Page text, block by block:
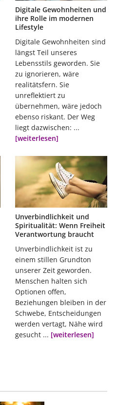
Digitale Gewohnheiten und
ihre Rolle im modernen
Lifestyle
Digitale Gewohnheiten sind
längst Teil unseres
Lebensstils geworden. Sie
zu ignorieren, wäre
realitätsfern. Sie
unreflektiert zu
übernehmen, wäre jedoch
ebenso riskant. Der Weg
liegt dazwischen: ...
[weiterlesen]
Unverbindlichkeit und
Spiritualität: Wenn Freiheit
Verantwortung braucht
Unverbindlichkeit ist zu
einem stillen Grundton
unserer Zeit geworden.
Menschen halten sich
Optionen offen,
Beziehungen bleiben in der
Schwebe, Entscheidungen
werden vertagt, Nähe wird
gesucht ... [weiterlesen]